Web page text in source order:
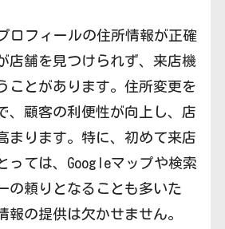
ロフィールの住所情報が正確
店舗を見つけられず、来店機
ことがあります。住所変更を
、顧客の利便性が向上し、店
まります。特に、初めて来店
っては、Googleマップや検索
の頼りとなることも多いた
報の提供は欠かせません。